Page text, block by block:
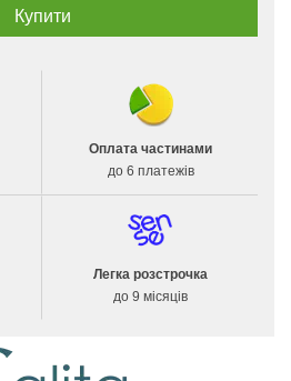
Оплата частинами
до 6 платежів
Легка розстрочка
до 9 місяців